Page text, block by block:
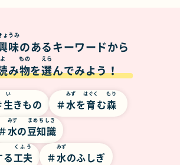
味
ょうみ
のあるキーワードから
よ
み物
もの
を選
えら
んでみよう！
生
い
きもの 水
みず
を育
はぐく
む森
もり
水
みず
の豆知識
まめちしき
る工夫
くふう
水
みず
のふしぎ